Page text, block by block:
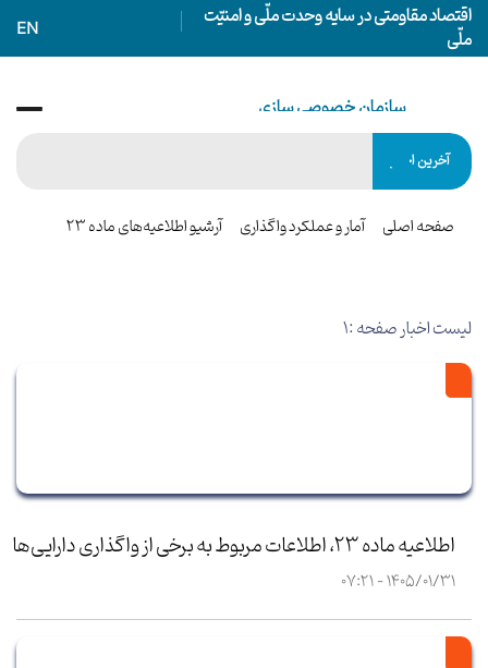
اقتصاد مقاومتی در سایه وحدت ملّی و امنیّت
ملّی
EN
سازمان خصوصی سازی
آخرین اخبار
صفحه اصلی آمار و عملکرد واگذاری آرشیو اطلاعیه‌های ماده 23
لیست اخبار صفحه :1
اطلاعیه ماده 23، اطلاعات مربوط به برخی از واگذاری دارایی‌ها
1405/01/31 - 07:21